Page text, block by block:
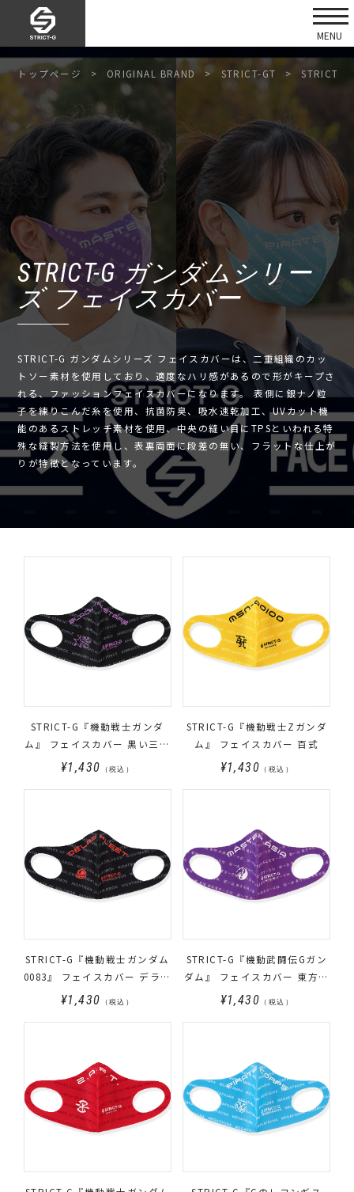
トップページ ORIGINAL BRAND STRICT-GT STRICT-
STRICT-G ガンダムシリー
ズ フェイスカバー
STRICT-G ガンダムシリーズ フェイスカバーは、二重組織のカッ
トソー素材を使用しており、適度なハリ感があるので形がキープさ
れる、ファッションフェイスカバーになります。 表側に銀ナノ粒
子を練りこんだ糸を使用、抗菌防臭、吸水速乾加工、UVカット機
能のあるストレッチ素材を使用、中央の縫い目にTPSといわれる特
殊な縫製方法を使用し、表裏両面に段差の無い、フラットな仕上が
りが特徴となっています。
STRICT-G『機動戦士ガンダ
ム』 フェイスカバー 黒い三連
星
¥1,430 （税込）
STRICT-G『機動戦士Zガンダ
ム』 フェイスカバー 百式
¥1,430 （税込）
STRICT-G『機動戦士ガンダム
0083』 フェイスカバー デラー
ズ・フリート
¥1,430 （税込）
STRICT-G『機動武闘伝Gガン
ダム』 フェイスカバー 東方不
敗
¥1,430 （税込）